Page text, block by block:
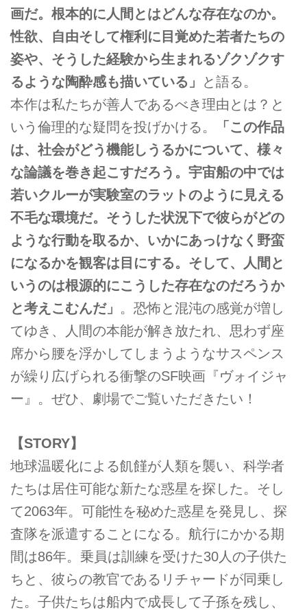
画だ。根本的に人間とはどんな存在なのか。
性欲、自由そして権利に目覚めた若者たちの
姿や、そうした経験から生まれるゾクゾクす
るような陶酔感も描いている」
と語る。
本作は私たちが善人であるべき理由とは？と
いう倫理的な疑問を投げかける。
「この作品
は、社会がどう機能しうるかについて、様々
な論議を巻き起こすだろう。宇宙船の中では
若いクルーが実験室のラットのように見える
不毛な環境だ。そうした状況下で彼らがどの
ような行動を取るか、いかにあっけなく野蛮
になるかを観客は目にする。そして、人間と
いうのは根源的にこうした存在なのだろうか
と考えこむんだ」 。恐怖と混沌の感覚が増し
てゆき、人間の本能が解き放たれ、思わず座
席から腰を浮かしてしまうようなサスペンス
が繰り広げられる衝撃のSF映画『ヴォイジャ
ー』。ぜひ、劇場でご覧いただきたい！
【STORY】
地球温暖化による飢饉が人類を襲い、科学者
たちは居住可能な新たな惑星を探した。そし
て2063年。可能性を秘めた惑星を発見し、探
査隊を派遣することになる。航行にかかる期
間は86年。乗員は訓練を受けた30人の子供た
ちと、彼らの教官であるリチャードが同乗し
た。子供たちは船内で成長して子孫を残し、